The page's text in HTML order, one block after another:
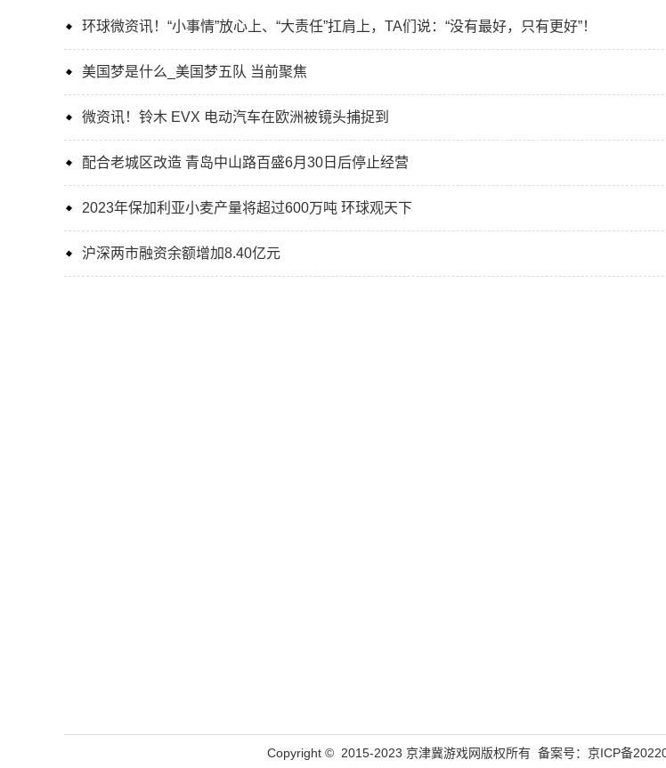
环球微资讯！“小事情”放心上、“大责任”扛肩上，TA们说：“没有最好，只有更好”！
美国梦是什么_美国梦五队 当前聚焦
微资讯！铃木 EVX 电动汽车在欧洲被镜头捕捉到
配合老城区改造 青岛中山路百盛6月30日后停止经营
2023年保加利亚小麦产量将超过600万吨 环球观天下
沪深两市融资余额增加8.40亿元
Copyright © 2015-2023 京津冀游戏网版权所有 备案号： 京ICP备